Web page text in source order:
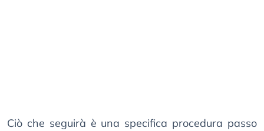
Ciò che seguirà è una specifica procedura passo